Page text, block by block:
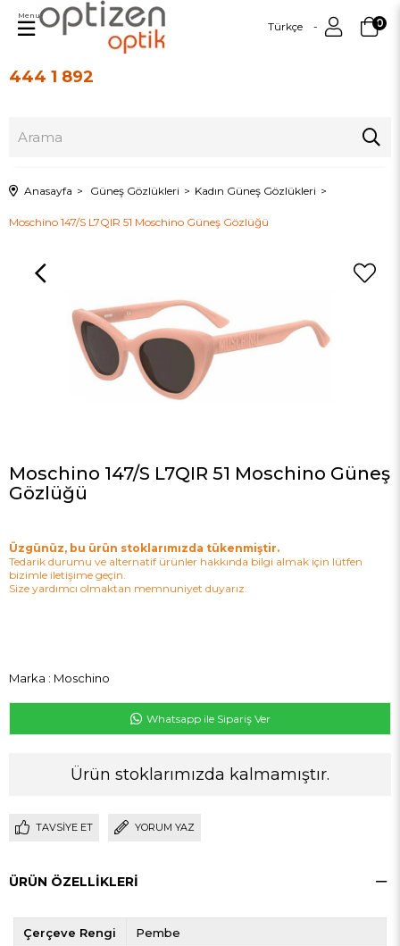
444 1 892
Türkçe 0
Menu
Anasayfa Güneş Gözlükleri Kadın Güneş Gözlükleri
Moschino 147/S L7QIR 51 Moschino Güneş Gözlüğü
Moschino 147/S L7QIR 51 Moschino Güneş
Gözlüğü
Üzgünüz, bu ürün stoklarımızda tükenmiştir.
Tedarik durumu ve alternatif ürünler hakkında bilgi almak için lütfen
bizimle iletişime geçin.
Size yardımcı olmaktan memnuniyet duyarız.
Marka : Moschino
Whatsapp ile Sipariş Ver
Ürün stoklarımızda kalmamıştır.
TAVSIYE ET YORUM YAZ
ÜRÜN ÖZELLIKLERI
Çerçeve Rengi Pembe